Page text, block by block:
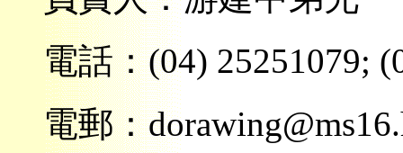
電話：(04) 25251079;
電郵：